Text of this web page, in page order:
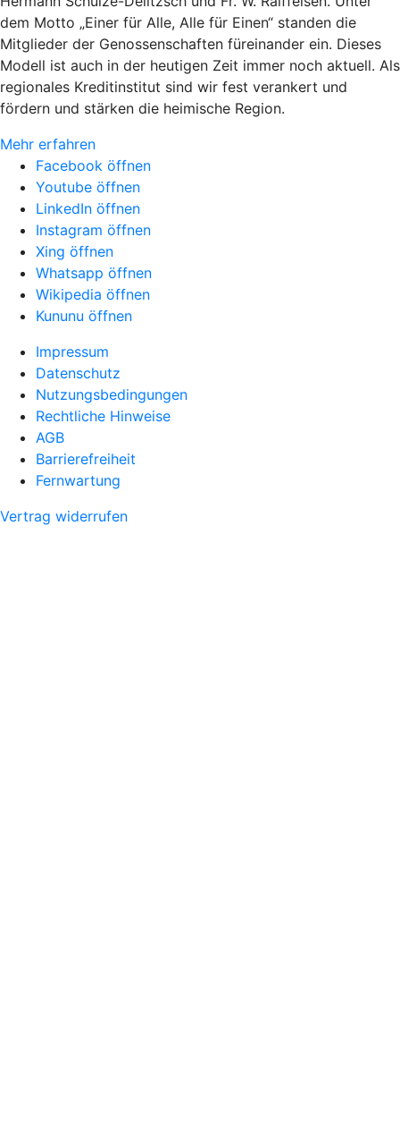
dem Motto „Einer für Alle, Alle für Einen“ standen die
Mitglieder der Genossenschaften füreinander ein. Dieses
Modell ist auch in der heutigen Zeit immer noch aktuell. Als
regionales Kreditinstitut sind wir fest verankert und
fördern und stärken die heimische Region.
Mehr erfahren
Facebook öffnen
Youtube öffnen
LinkedIn öffnen
Instagram öffnen
Xing öffnen
Whatsapp öffnen
Wikipedia öffnen
Kununu öffnen
Impressum
Datenschutz
Nutzungsbedingungen
Rechtliche Hinweise
AGB
Barrierefreiheit
Fernwartung
Vertrag widerrufen